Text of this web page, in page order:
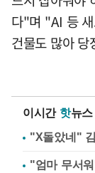
다"며 "AI 등
건물도 많아
이시간 핫뉴스
"X돌았네"
"엄마 무서